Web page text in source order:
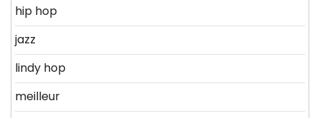
hip hop
jazz
lindy hop
meilleur